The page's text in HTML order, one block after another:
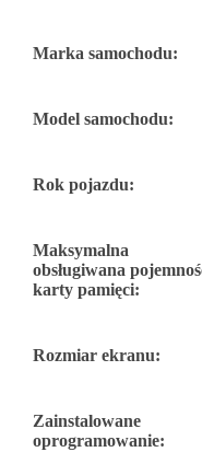
Marka samochodu:
Model samochodu:
Rok pojazdu:
Maksymalna
obsługiwana
karty pamięci:
Rozmiar ekranu:
Zainstalowane
oprogramowanie: